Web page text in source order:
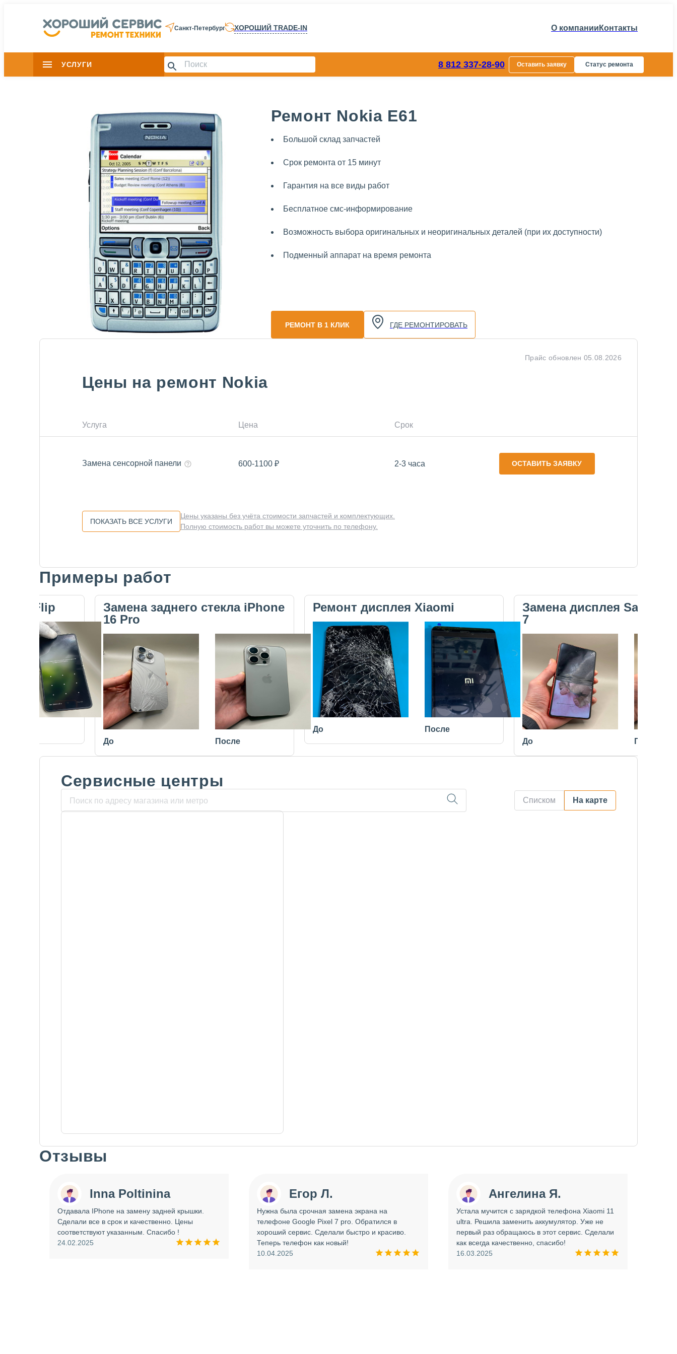
Санкт-Петербург ХОРОШИЙ TRADE-IN О компании Контакты
УСЛУГИ 8 812 337-28-90 Оставить заявку Статус ремонта
Ремонт Nokia E61
Большой склад запчастей
Срок ремонта от 15 минут
Гарантия на все виды работ
Бесплатное смс-информирование
Возможность выбора оригинальных и неоригинальных деталей (при их доступности)
Подменный аппарат на время ремонта
РЕМОНТ В 1 КЛИК ГДЕ РЕМОНТИРОВАТЬ
Цены на ремонт Nokia
Прайс обновлен 05.08.2026
Услуга Цена Срок
Замена сенсорной панели 600-1100₽ 2-3 часа ОСТАВИТЬ ЗАЯВКУ
ПОКАЗАТЬ ВСЕ УСЛУГИ
Цены указаны без учёта стоимости запчастей и комплектующих.
Полную стоимость работ вы можете уточнить по телефону.
Примеры работ
Flip
Замена заднего стекла iPhone
16 Pro
До После
Ремонт дисплея Xiaomi
До После
Замена дисплея
7
До После
Сервисные центры
Списком На карте
Отзывы
Inna Poltinina
Отдавала IPhone на замену задней крышки.
Сделали все в срок и качественно. Цены
соответствуют указанным. Спасибо !
24.02.2025
Егор Л.
Нужна была срочная замена экрана на
телефоне Google Pixel 7 pro. Обратился в
хороший сервис. Сделали быстро и красиво.
Теперь телефон как новый!
10.04.2025
Ангелина Я.
Устала мучится с зарядкой телефона Xiaomi 11
ultra. Решила заменить аккумулятор. Уже не
первый раз обращаюсь в этот сервис. Сделали
как всегда качественно, спасибо!
16.03.2025